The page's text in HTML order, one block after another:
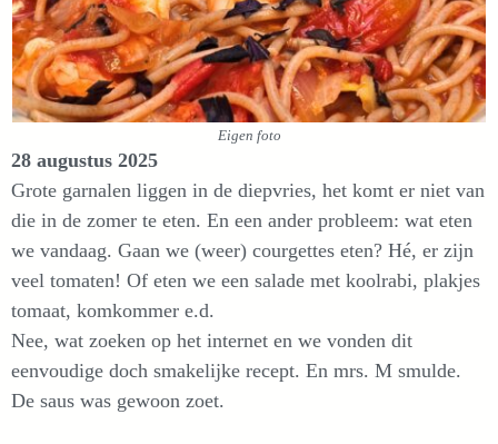
Eigen foto
28 augustus 2025
Grote garnalen liggen in de diepvries, het komt er niet van
die in de zomer te eten. En een ander probleem: wat eten
we vandaag. Gaan we (weer) courgettes eten? Hé, er zijn
veel tomaten! Of eten we een salade met koolrabi, plakjes
tomaat, komkommer e.d.
Nee, wat zoeken op het internet en we vonden dit
eenvoudige doch smakelijke recept. En mrs. M smulde.
De saus was gewoon zoet.